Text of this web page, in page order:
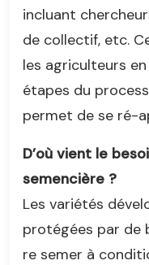
incluant
de collectif, etc.
les agriculteurs
étapes du
permet de se ré-
D’où vient le
semencière ?
Les variétés
protégées par de
re semer à